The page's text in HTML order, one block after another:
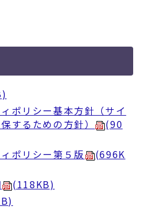
ポリシー基本方針（サイ
するための方針）
(90
ポリシー第５版
(696K
(118KB)